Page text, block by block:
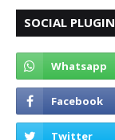
SOCIAL PLUGIN